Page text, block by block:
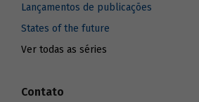
Lançamentos de publicações
States of the future
Ver todas as séries
Contato